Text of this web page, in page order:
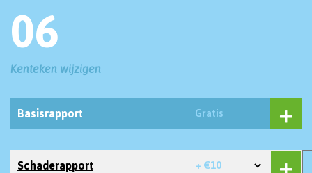
06
Kenteken wijzigen
Basisrapport Gratis
Schaderapport + €10